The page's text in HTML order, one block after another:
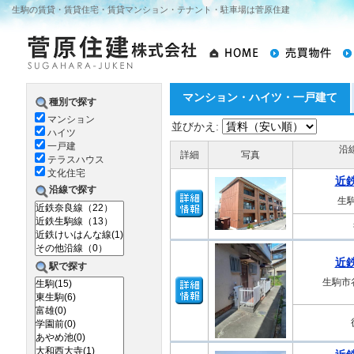
生駒の賃貸・賃貸住宅・賃貸マンション・テナント・駐車場は菅原住建
種別で探す
マンション
ハイツ
一戸建
テラスハウス
文化住宅
沿線で探す
駅で探す
マンション・ハイツ・一戸建て
並びかえ:
詳細 写真 沿
近
生
近
生駒市